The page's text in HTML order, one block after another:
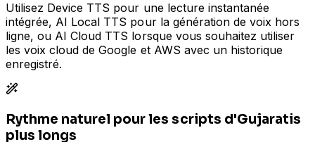
Utilisez Device TTS pour une lecture instantanée
intégrée, AI Local TTS pour la génération de voix hors
ligne, ou AI Cloud TTS lorsque vous souhaitez utiliser
les voix cloud de Google et AWS avec un historique
enregistré.
Rythme naturel pour les scripts d'Gujaratis
plus longs